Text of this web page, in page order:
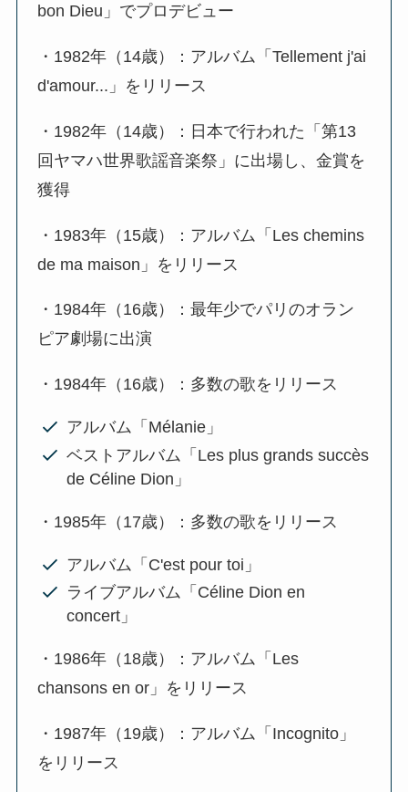
bon Dieu」でプロデビュー
・1982年（14歳）：アルバム「Tellement j'ai
d'amour...」をリリース
・1982年（14歳）：日本で行われた「第13
回ヤマハ世界歌謡音楽祭」に出場し、金賞を
獲得
・1983年（15歳）：アルバム「Les chemins
de ma maison」をリリース
・1984年（16歳）：最年少でパリのオラン
ピア劇場に出演
・1984年（16歳）：多数の歌をリリース
アルバム「Mélanie」
ベストアルバム「Les plus grands succès
de Céline Dion」
・1985年（17歳）：多数の歌をリリース
アルバム「C'est pour toi」
ライブアルバム「Céline Dion en
concert」
・1986年（18歳）：アルバム「Les
chansons en or」をリリース
・1987年（19歳）：アルバム「Incognito」
をリリース